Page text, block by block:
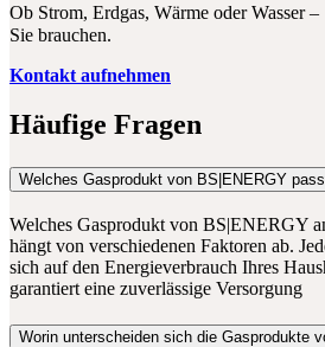
Ob Strom, Erdgas, Wärme oder Wasser
Sie brauchen.
Kontakt aufnehmen
Häufige Fragen
Welches Gasprodukt von BS|ENERGY
Welches Gasprodukt von BS|ENERGY
hängt von verschiedenen Faktoren ab.
sich auf den Energieverbrauch Ihres
garantiert eine zuverlässige Versorgung
Worin unterscheiden sich die Gasprodukte